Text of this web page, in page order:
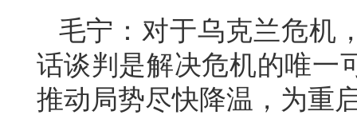
毛宁：对于乌克兰危机
话谈判是解决危机的唯一
推动局势尽快降温，为重